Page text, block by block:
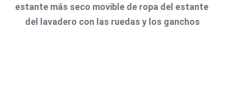
estante más seco movible de ropa del estante
del lavadero con las ruedas y los ganchos